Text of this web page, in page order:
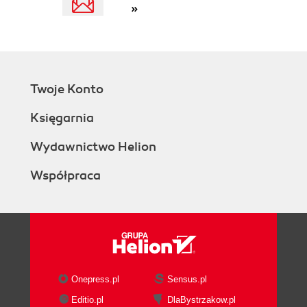
»
Twoje Konto
Księgarnia
Wydawnictwo Helion
Współpraca
Onepress.pl
Sensus.pl
Editio.pl
DlaBystrzakow.pl